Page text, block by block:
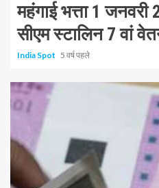
महंगाई भत्ता 1 जनवरी
सीएम स्टालिन 7 वां
India Spot 5 वर्ष पहले